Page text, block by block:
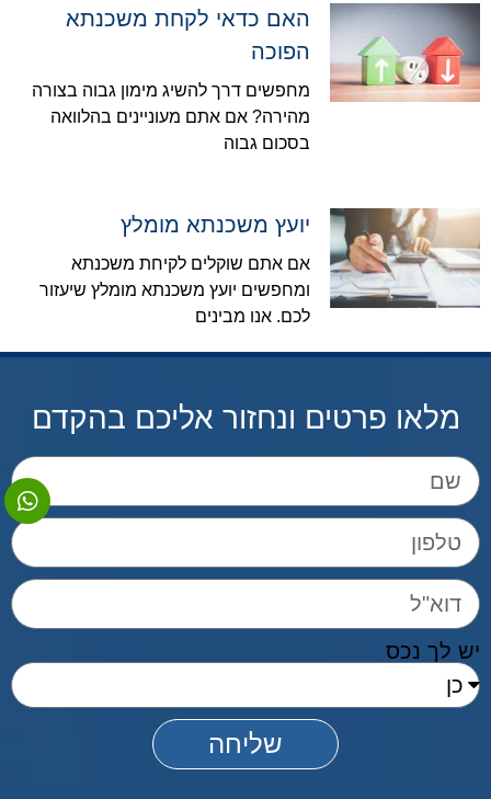
האם כדאי לקחת משכנתא
הפוכה
מחפשים דרך להשיג מימון גבוה בצורה
מהירה? אם אתם מעוניינים בהלוואה
בסכום גבוה
יועץ משכנתא מומלץ
אם אתם שוקלים לקיחת משכנתא
ומחפשים יועץ משכנתא מומלץ שיעזור
לכם. אנו מבינים
מלאו פרטים ונחזור אליכם בהקדם
יש לך נכס
שליחה